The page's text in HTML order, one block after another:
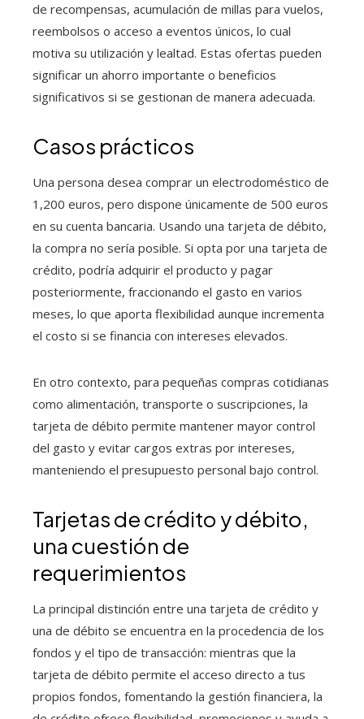
de recompensas, acumulación de millas para vuelos,
reembolsos o acceso a eventos únicos, lo cual
motiva su utilización y lealtad. Estas ofertas pueden
significar un ahorro importante o beneficios
significativos si se gestionan de manera adecuada.
Casos prácticos
Una persona desea comprar un electrodoméstico de
1,200 euros, pero dispone únicamente de 500 euros
en su cuenta bancaria. Usando una tarjeta de débito,
la compra no sería posible. Si opta por una tarjeta de
crédito, podría adquirir el producto y pagar
posteriormente, fraccionando el gasto en varios
meses, lo que aporta flexibilidad aunque incrementa
el costo si se financia con intereses elevados.
En otro contexto, para pequeñas compras cotidianas
como alimentación, transporte o suscripciones, la
tarjeta de débito permite mantener mayor control
del gasto y evitar cargos extras por intereses,
manteniendo el presupuesto personal bajo control.
Tarjetas de crédito y débito,
una cuestión de
requerimientos
La principal distinción entre una tarjeta de crédito y
una de débito se encuentra en la procedencia de los
fondos y el tipo de transacción: mientras que la
tarjeta de débito permite el acceso directo a tus
propios fondos, fomentando la gestión financiera, la